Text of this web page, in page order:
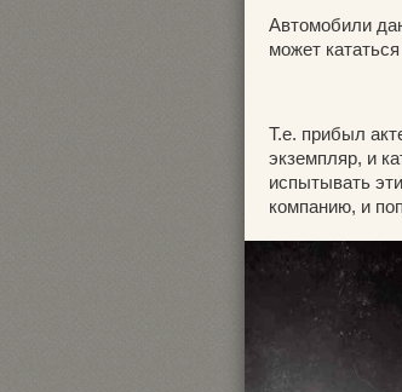
Автомобили
может
Т.е. прибыл
экземпляр, и
испытывать
компанию, и